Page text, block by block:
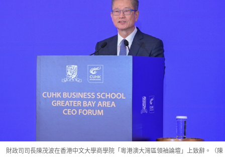
財政司司長陳茂波在香港中文大學商學院「粵港澳大灣區領袖論壇」上致辭。（陳